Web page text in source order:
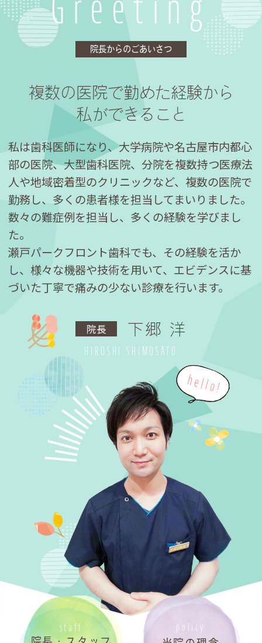
院長からのごあいさつ
複数の医院で勤めた経験から
私ができること
私は歯科医師になり、大学病院や名古屋市内都心
部の医院、大型歯科医院、分院を複数持つ医療法
人や地域密着型のクリニックなど、複数の医院で
勤務し、多くの患者様を担当してまいりました。
数々の難症例を担当し、多くの経験を学びまし
た。
瀬戸パークフロント歯科でも、その経験を活か
し、様々な機器や技術を用いて、エビデンスに基
づいた丁寧で痛みの少ない診療を行います。
院長 下郷 洋
HIROSHI SHIMOSATO
staff policy